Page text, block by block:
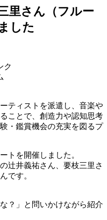
里さん（フルー
した
ク
ティストを派遣し、音楽や
ことで、創造力や認知思考
・鑑賞機会の充実を図るプ
トを開催しました。
辻井義祐さん、要枝三里さ
です。
？」と問いかけながら紹介